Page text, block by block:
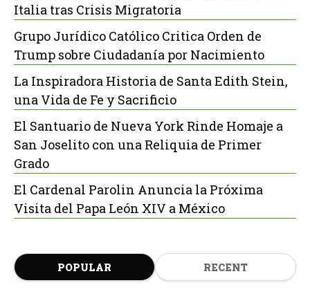
Italia tras Crisis Migratoria
Grupo Jurídico Católico Critica Orden de
Trump sobre Ciudadanía por Nacimiento
La Inspiradora Historia de Santa Edith Stein,
una Vida de Fe y Sacrificio
El Santuario de Nueva York Rinde Homaje a
San Joselito con una Reliquia de Primer
Grado
El Cardenal Parolin Anuncia la Próxima
Visita del Papa León XIV a México
POPULAR RECENT